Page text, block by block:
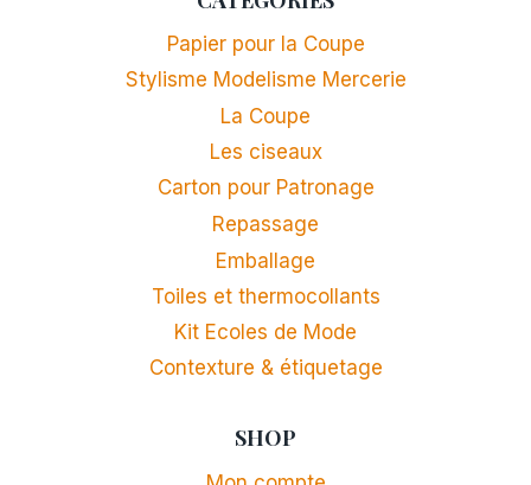
Papier pour la Coupe
Stylisme Modelisme Mercerie
La Coupe
Les ciseaux
Carton pour Patronage
Repassage
Emballage
Toiles et thermocollants
Kit Ecoles de Mode
Contexture & étiquetage
SHOP